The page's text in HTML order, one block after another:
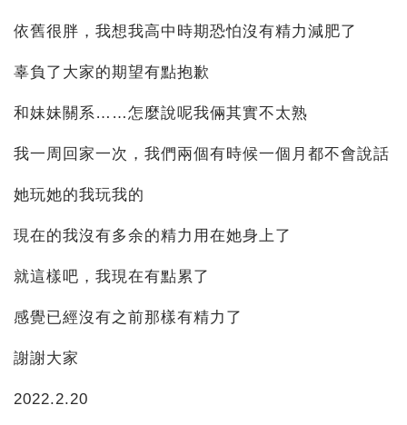
依舊很胖，我想我高中時期恐怕沒有精力減肥了
辜負了大家的期望有點抱歉
和妹妹關系……怎麼說呢我倆其實不太熟
我一周回家一次，我們兩個有時候一個月都不會說話
她玩她的我玩我的
現在的我沒有多余的精力用在她身上了
就這樣吧，我現在有點累了
感覺已經沒有之前那樣有精力了
謝謝大家
2022.2.20